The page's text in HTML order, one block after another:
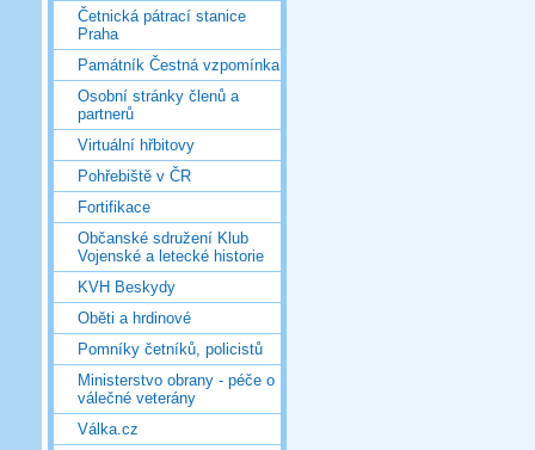
Četnická pátrací stanice
Praha
Památník Čestná vzpomínka
Osobní stránky členů a
partnerů
Virtuální hřbitovy
Pohřebiště v ČR
Fortifikace
Občanské sdružení Klub
Vojenské a letecké historie
KVH Beskydy
Oběti a hrdinové
Pomníky četníků, policistů
Ministerstvo obrany - péče o
válečné veterány
Válka.cz